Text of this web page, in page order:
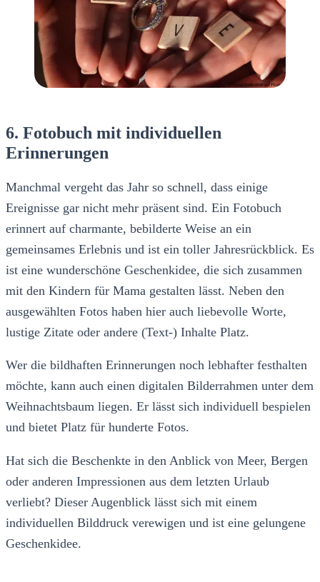
6. Fotobuch mit individuellen
Erinnerungen
Manchmal vergeht das Jahr so schnell, dass einige
Ereignisse gar nicht mehr präsent sind. Ein Fotobuch
erinnert auf charmante, bebilderte Weise an ein
gemeinsames Erlebnis und ist ein toller Jahresrückblick. Es
ist eine wunderschöne Geschenkidee, die sich zusammen
mit den Kindern für Mama gestalten lässt. Neben den
ausgewählten Fotos haben hier auch liebevolle Worte,
lustige Zitate oder andere (Text-) Inhalte Platz.
Wer die bildhaften Erinnerungen noch lebhafter festhalten
möchte, kann auch einen digitalen Bilderrahmen unter dem
Weihnachtsbaum liegen. Er lässt sich individuell bespielen
und bietet Platz für hunderte Fotos.
Hat sich die Beschenkte in den Anblick von Meer, Bergen
oder anderen Impressionen aus dem letzten Urlaub
verliebt? Dieser Augenblick lässt sich mit einem
individuellen Bilddruck verewigen und ist eine gelungene
Geschenkidee.